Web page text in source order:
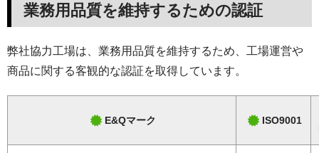
業務用品質を維持するための認証
弊社協力工場は、業務用品質を維持するため、工場運営や
商品に関する客観的な認証を取得しています。
E&Qマーク ISO9001